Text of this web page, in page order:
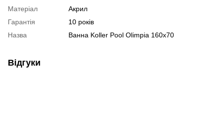
Матеріал
Акрил
Гарантія
10 років
Назва
Ванна Koller Pool Olimpia 160x70
Відгуки